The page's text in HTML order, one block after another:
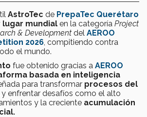
AstroTec de PrepaTec Querétaro
lugar mundial en la categoría Project
& Development del AEROO
2026 , compitiendo contra
el mundo.
fue obtenido gracias a AEROO
basada en inteligencia
para transformar procesos del
y enfrentar desafíos como el alto
y la creciente acumulación